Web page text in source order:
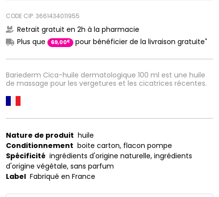
Bariederm Cica-huile dermatologique 100 ml est une huile
de massage pour les vergetures et les cicatrices récentes.
CODE CIP: 3661434011955
Retrait gratuit en 2h à la pharmacie
Plus que
69,00€ pour bénéficier de la livraison gratuite*
Nature de produit huile
Conditionnement boite carton, flacon pompe
Spécificité ingrédients d'origine naturelle, ingrédients
d'origine végétale, sans parfum
Label Fabriqué en France